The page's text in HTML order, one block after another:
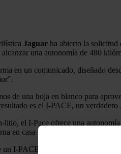
Jaguar ha abierto la solicitud
una autonomía de 480
en un comunicado, diseñado
de una hoja en blanco para
es el I-PACE, un
litio, el I-Pace ofrece una
en casa logrará el mismo estado
I-PACE, las gasolineras son